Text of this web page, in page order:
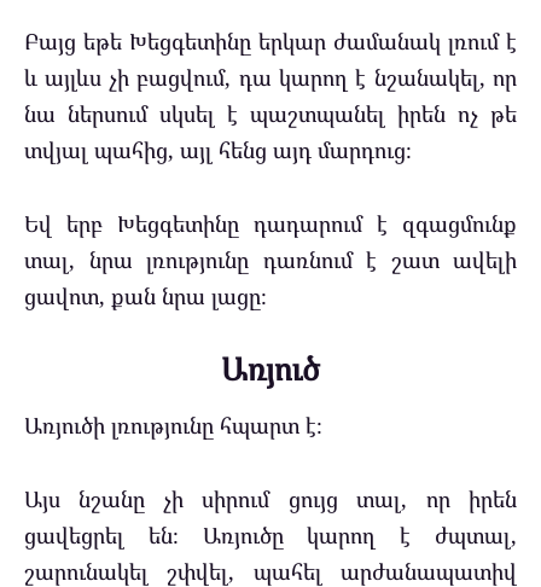
Բայց եթե Խեցգետինը երկար ժամանակ լռում է
և այլևս չի բացվում, դա կարող է նշանակել, որ
նա ներսում սկսել է պաշտպանել իրեն ոչ թե
տվյալ պահից, այլ հենց այդ մարդուց։
Եվ երբ Խեցգետինը դադարում է զգացմունք
տալ, նրա լռությունը դառնում է շատ ավելի
ցավոտ, քան նրա լացը։
Առյուծ
Առյուծի լռությունը հպարտ է։
Այս նշանը չի սիրում ցույց տալ, որ իրեն
ցավեցրել են։ Առյուծը կարող է ժպտալ,
շարունակել շփվել, պահել արժանապատիվ